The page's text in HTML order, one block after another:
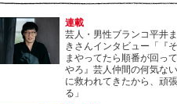
連載
芸人・男性ブランコ平井
きさんインタビュー「『
まやってたら順番が回っ
やろ』芸人仲間の何気な
に救われてきたから、頑
る」